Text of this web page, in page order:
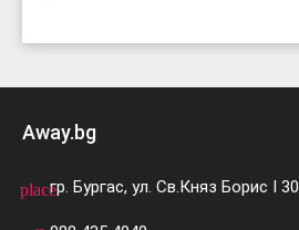
Away.bg
placeгр. Бургас, ул. Св.Княз Борис I 30